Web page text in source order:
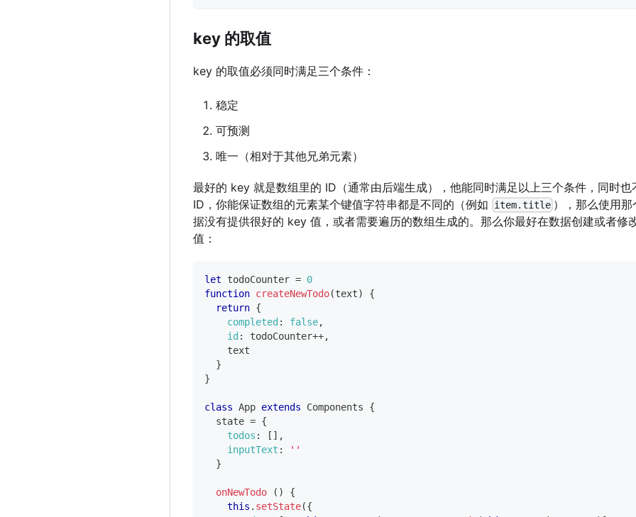
key 的取值
key 的取值必须同时满足三个条件：
稳定
可预测
唯一（相对于其他兄弟元素）
最好的 key 就是数组里的 ID（通常由后端生成），他能同时满足以上三个条件，同时
ID，你能保证数组的元素某个键值字符串都是不同的（例如
item.title ），那么使用
据没有提供很好的 key 值，或者需要遍历的数组生成的。那么你最好在数据创建或者修
值：
let todoCounter = 0
function createNewTodo(text)
{
return {
completed : false,
id : todoCounter++,
    text
}
}
class App extends Components
{
  state
= {
todos : [ ] ,
inputText :
''
}
onNewTodo ( )
{
this . setState({